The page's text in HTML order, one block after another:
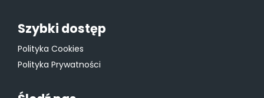
Szybki dostęp
Polityka Cookies
Polityka Prywatności